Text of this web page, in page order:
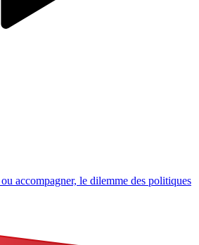
accompagner, le dilemme des politiques